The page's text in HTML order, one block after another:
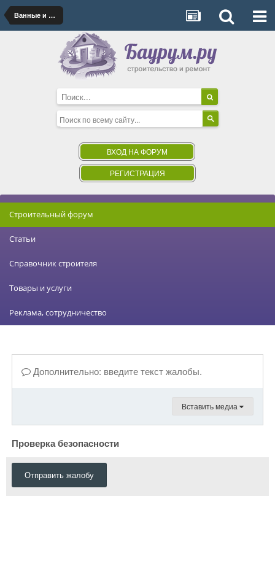
Ванные и санузлы
ВХОД НА ФОРУМ
РЕГИСТРАЦИЯ
Строительный форум
Статьи
Справочник строителя
Товары и услуги
Реклама, сотрудничество
Дополнительно: введите текст жалобы.
Вставить медиа
Проверка безопасности
Отправить жалобу